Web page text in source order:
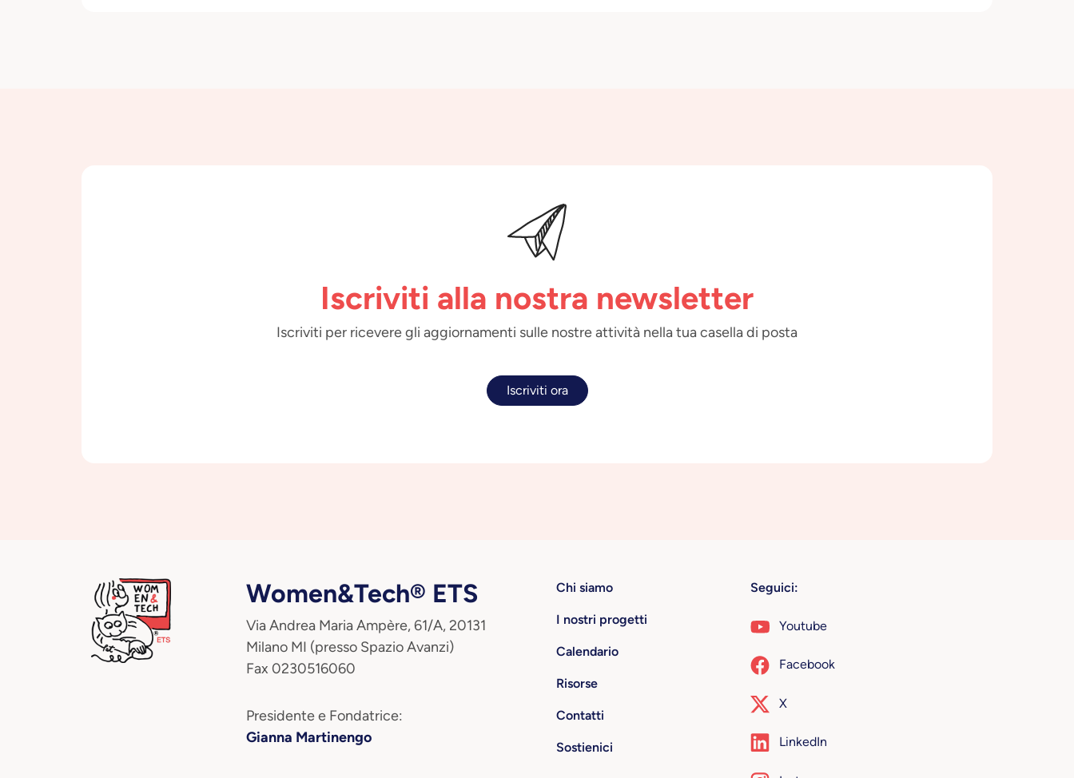
Iscriviti alla nostra newsletter
Iscriviti per ricevere gli aggiornamenti sulle nostre attività nella tua casella di posta
Iscriviti ora
Women&Tech® ETS
Via Andrea Maria Ampère, 61/A, 20131
Milano MI (presso Spazio Avanzi)
Fax 0230516060
Presidente e Fondatrice:
Gianna Martinengo
Chi siamo
I nostri progetti
Calendario
Risorse
Contatti
Sostienici
Seguici:
Youtube
Facebook
X
LinkedIn